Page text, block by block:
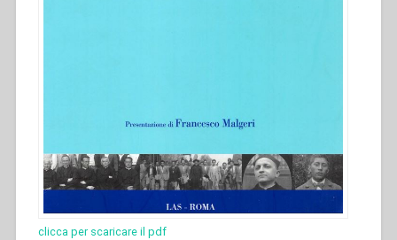
clicca per scaricare il pdf